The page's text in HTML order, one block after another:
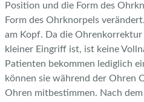
Position und die Form des
Form des Ohrknorpels verändert.
am Kopf. Da die
kleiner Eingriff ist, ist keine
Patienten bekommen lediglich
können sie während der Ohren
Ohren mitbestimmen. Nach